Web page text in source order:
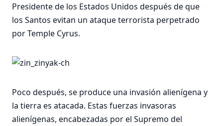
Presidente de los Estados Unidos después de que
los Santos evitan un ataque terrorista perpetrado
por Temple Cyrus.
Poco después, se produce una invasión alienígena y
la tierra es atacada. Estas fuerzas invasoras
alienígenas, encabezadas por el Supremo del